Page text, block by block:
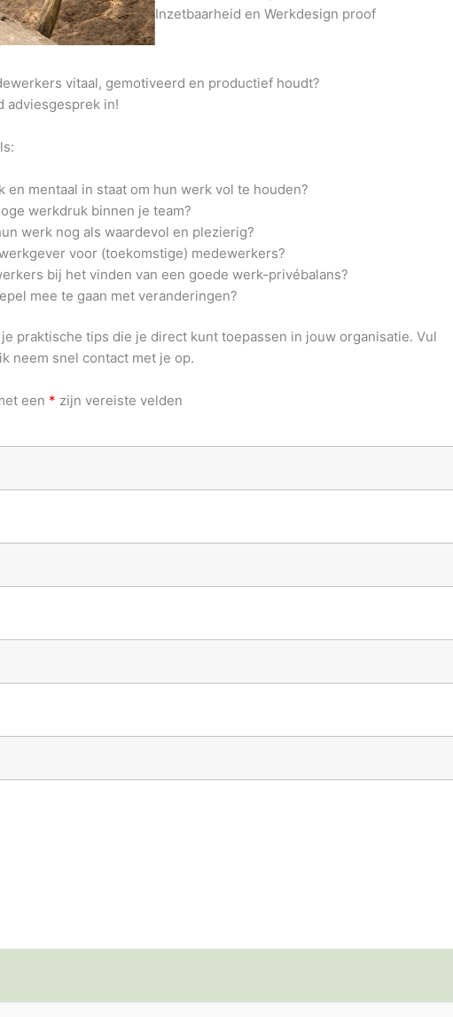
Inzetbaarheid en Werkdesign proof
vitaal, gemotiveerd en productief houdt?
adviesgesprek in!
en mentaal in staat om hun werk vol te houden?
werkdruk binnen je team?
werk nog als waardevol en plezierig?
voor (toekomstige) medewerkers?
bij het vinden van een goede werk-privébalans?
mee te gaan met veranderingen?
praktische tips die je direct kunt toepassen in jouw organisatie. Vul
neem snel contact met je op.
een * zijn vereiste velden